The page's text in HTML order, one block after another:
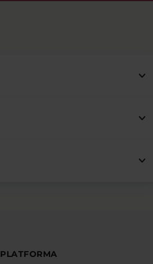
keyboard_arrow_down
keyboard_arrow_down
keyboard_arrow_down
PLATFORMA